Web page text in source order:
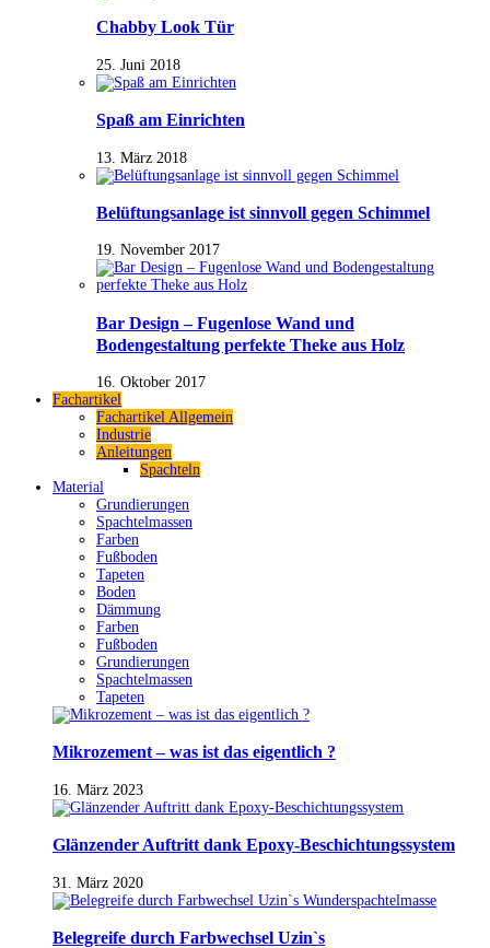
Chabby Look Tür
25. Juni 2018
Spaß am Einrichten
13. März 2018
Belüftungsanlage ist sinnvoll gegen Schimmel
19. November 2017
Bar Design – Fugenlose Wand und
Bodengestaltung perfekte Theke aus Holz
16. Oktober 2017
Fachartikel
Fachartikel Allgemein
Industrie
Anleitungen
Spachteln
Material
Grundierungen
Spachtelmassen
Farben
Fußboden
Tapeten
Boden
Dämmung
Farben
Fußboden
Grundierungen
Spachtelmassen
Tapeten
Mikrozement – was ist das eigentlich ?
16. März 2023
Glänzender Auftritt dank Epoxy-Beschichtungssystem
31. März 2020
Belegreife durch Farbwechsel Uzin`s